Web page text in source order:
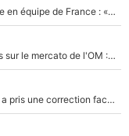
Franck Ribéry a osé s'attaquer à Zinedine Zidane en équipe de France : «Je n'aurais jamais fait ça»
Medina, Rulli, Paixao... ça part dans tous les sens sur le mercato de l'OM : Frank McCourt va enfin récupérer l'argent qu'il attend ?
Sans Ousmane Dembélé et Désiré Doué, le PSG a pris une correction face à Majorque : Luis Enrique attend avec impatience des renforts !